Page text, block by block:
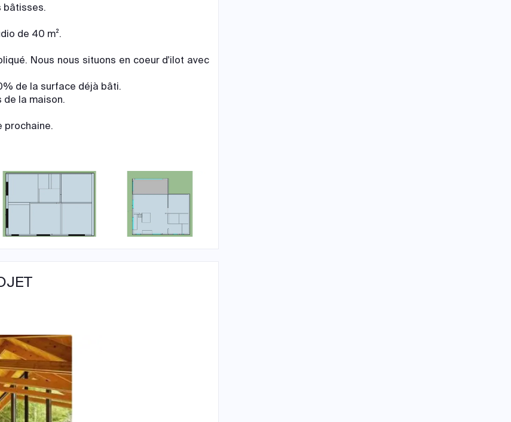
bâtisses.
de 40 m².
Nous nous situons en coeur d'ilot avec
de la surface déjà bâti.
la maison.
prochaine.